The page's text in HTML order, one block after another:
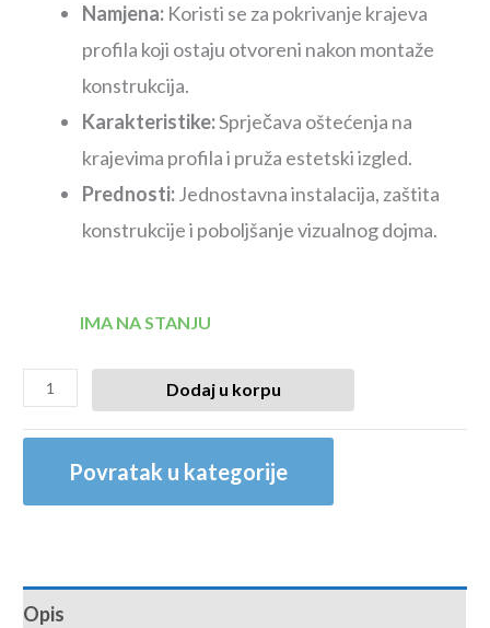
Namjena: Koristi se za pokrivanje krajeva
profila koji ostaju otvoreni nakon montaže
konstrukcija.
Karakteristike:Sprječava oštećenja na
krajevima profila i pruža estetski izgled.
Prednosti:Jednostavna instalacija, zaštita
konstrukcije i poboljšanje vizualnog dojma.
IMA NA STANJU
Dodaj u korpu
Povratak u kategorije
Opis